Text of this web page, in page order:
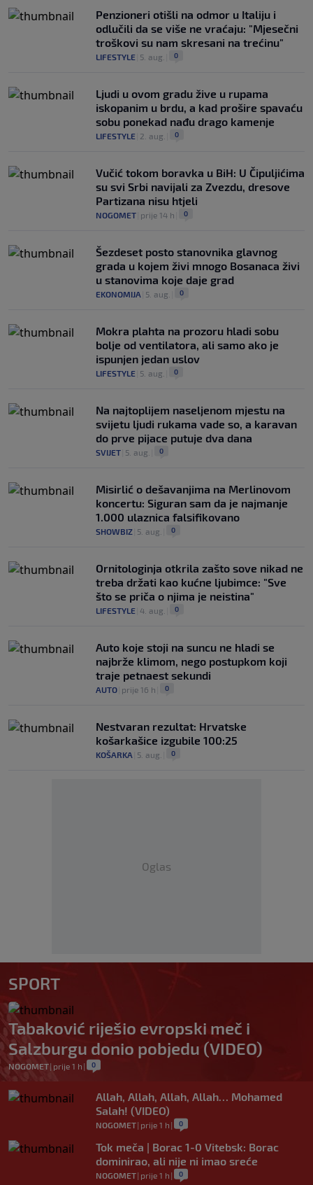
Penzioneri otišli na odmor u Italiju i
odlučili da se više ne vraćaju: "Mjesečni
troškovi su nam skresani na trećinu"
LIFESTYLE 5. aug. 0
Ljudi u ovom gradu žive u rupama
iskopanim u brdu, a kad prošire spavaću
sobu ponekad nađu drago kamenje
LIFESTYLE 2. aug. 0
Vučić tokom boravka u BiH: U Čipuljićima
su svi Srbi navijali za Zvezdu, dresove
Partizana nisu htjeli
NOGOMET prije 14 h 0
Šezdeset posto stanovnika glavnog
grada u kojem živi mnogo Bosanaca živi
u stanovima koje daje grad
EKONOMIJA 5. aug. 0
Mokra plahta na prozoru hladi sobu
bolje od ventilatora, ali samo ako je
ispunjen jedan uslov
LIFESTYLE 5. aug. 0
Na najtoplijem naseljenom mjestu na
svijetu ljudi rukama vade so, a karavan
do prve pijace putuje dva dana
SVIJET 5. aug. 0
Misirlić o dešavanjima na Merlinovom
koncertu: Siguran sam da je najmanje
1.000 ulaznica falsifikovano
SHOWBIZ 5. aug. 0
Ornitologinja otkrila zašto sove nikad ne
treba držati kao kućne ljubimce: "Sve
što se priča o njima je neistina"
LIFESTYLE 4. aug. 0
Auto koje stoji na suncu ne hladi se
najbrže klimom, nego postupkom koji
traje petnaest sekundi
AUTO prije 16 h 0
Nestvaran rezultat: Hrvatske
košarkašice izgubile 100:25
KOŠARKA 5. aug. 0
Oglas
SPORT
Tabaković riješio evropski meč i
Salzburgu donio pobjedu (VIDEO)
NOGOMET| prije 1 h | 0
Allah, Allah, Allah, Allah… Mohamed
Salah! (VIDEO)
NOGOMET| prije 1 h | 0
Tok meča | Borac 1-0 Vitebsk: Borac
dominirao, ali nije ni imao sreće
NOGOMET| prije 1 h | 0